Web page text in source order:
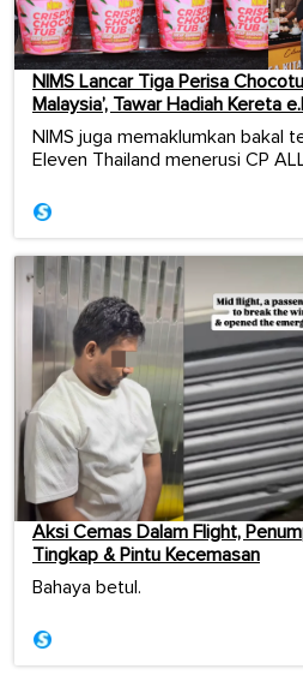
NIMS Lancar Tiga Perisa
Malaysia’, Tawar Hadiah Kereta
NIMS juga memaklumkan bakal
Eleven Thailand menerusi CP
Aksi Cemas Dalam Flight,
Tingkap & Pintu Kecemasan
Bahaya betul.